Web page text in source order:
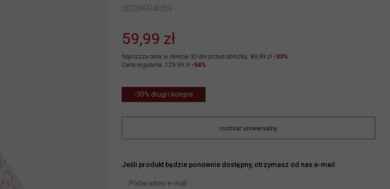
0000KR4059
59,99 zł
Najniższa cena w okresie 30 dni przed obniżką: 89,99 zł -33%
Cena regularna: 129,99 zł -54%
-30% drugi i kolejne
rozmiar uniwersalny
Jeśli produkt będzie ponownie dostępny, otrzymasz od nas e-mail.